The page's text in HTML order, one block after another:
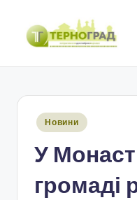
Перейти
Опубліковано
Новини
У
громаді